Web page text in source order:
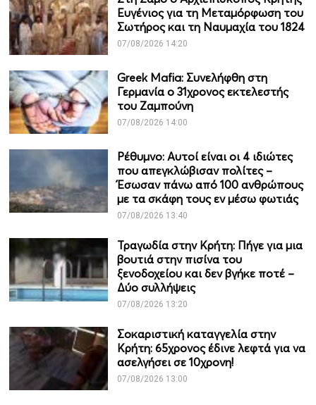
Ευγένιος για τη Μεταμόρφωση του
Σωτήρος και τη Ναυμαχία του 1824
07/08/2026 14:20
Greek Mafia: Συνελήφθη στη
Γερμανία ο 31χρονος εκτελεστής
του Ζαμπούνη
07/08/2026 14:00
Ρέθυμνο: Αυτοί είναι οι 4 ιδιώτες
που απεγκλώβισαν πολίτες –
Έσωσαν πάνω από 100 ανθρώπους
με τα σκάφη τους εν μέσω φωτιάς
07/08/2026 13:40
Τραγωδία στην Κρήτη: Πήγε για μια
βουτιά στην πισίνα του
ξενοδοχείου και δεν βγήκε ποτέ –
Δύο συλλήψεις
07/08/2026 13:20
Σοκαριστική καταγγελία στην
Κρήτη: 65χρονος έδινε λεφτά για να
ασελγήσει σε 10χρονη!
07/08/2026 13:00